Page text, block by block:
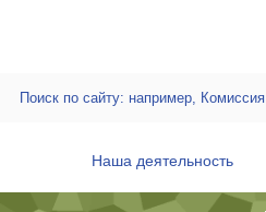
Наша деятельность